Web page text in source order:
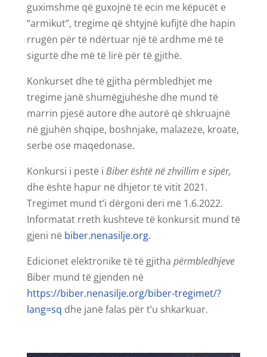
guximshme që guxojnë të ecin me këpucët e
“armikut”, tregime që shtyjnë kufijtë dhe hapin
rrugën për të ndërtuar një të ardhme më të
sigurtë dhe më të lirë për të gjithë.
Konkurset dhe të gjitha përmbledhjet me
tregime janë shumëgjuhëshe dhe mund të
marrin pjesë autore dhe autorë që shkruajnë
në gjuhën shqipe, boshnjake, malazeze, kroate,
serbe ose maqedonase.
Konkursi i pestë i Biber është në zhvillim e sipër,
dhe është hapur në dhjetor të vitit 2021.
Tregimet mund t’i dërgoni deri më 1.6.2022.
Informatat rreth kushteve të konkursit mund të
gjeni në biber.nenasilje.org.
Edicionet elektronike të të gjitha përmbledhjeve
Biber mund të gjenden në
https://biber.nenasilje.org/biber-tregimet/?
lang=sq dhe janë falas për t’u shkarkuar.